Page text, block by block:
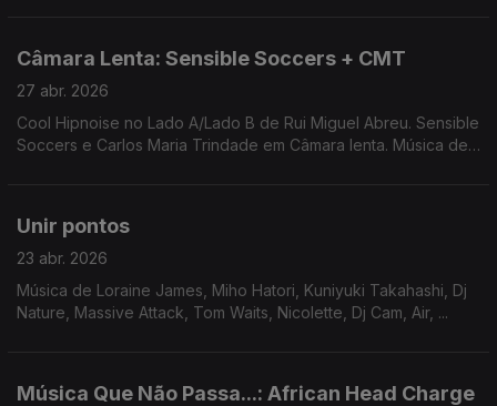
Câmara Lenta: Sensible Soccers + CMT
27 abr. 2026
Cool Hipnoise no Lado A/Lado B de Rui Miguel Abreu. Sensible
Soccers e Carlos Maria Trindade em Câmara lenta. Música de
Unir pontos
23 abr. 2026
Música de Loraine James, Miho Hatori, Kuniyuki Takahashi, Dj
Nature, Massive Attack, Tom Waits, Nicolette, Dj Cam, Air, ...
Música Que Não Passa...: African Head Charge